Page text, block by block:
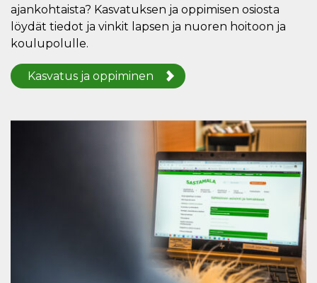
ajankohtaista? Kasvatuksen ja oppimisen osiosta
löydät tiedot ja vinkit lapsen ja nuoren hoitoon ja
koulupolulle.
Kasvatus ja oppiminen